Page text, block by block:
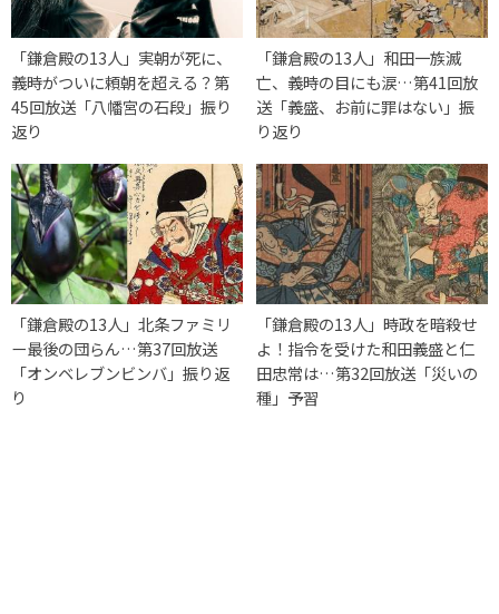
「鎌倉殿の13人」実朝が死に、
義時がついに頼朝を超える？第
45回放送「八幡宮の石段」振り
返り
「鎌倉殿の13人」和田一族滅
亡、義時の目にも涙…第41回放
送「義盛、お前に罪はない」振
り返り
「鎌倉殿の13人」北条ファミリ
ー最後の団らん…第37回放送
「オンベレブンビンバ」振り返
り
「鎌倉殿の13人」時政を暗殺せ
よ！指令を受けた和田義盛と仁
田忠常は…第32回放送「災いの
種」予習